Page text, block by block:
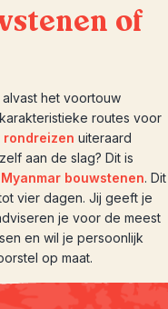
of
het voortouw
routes voor
rondreizen uiteraard
aan de slag? Dit is
Myanmar bouwstenen. Dit
vier dagen. Jij geeft je
je voor de meest
en wil je persoonlijk
op maat.